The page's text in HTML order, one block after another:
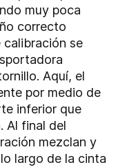
muy poca
correcto
se
Aquí, el
por medio de
inferior que
Al final del
mezclan y
largo de la cinta